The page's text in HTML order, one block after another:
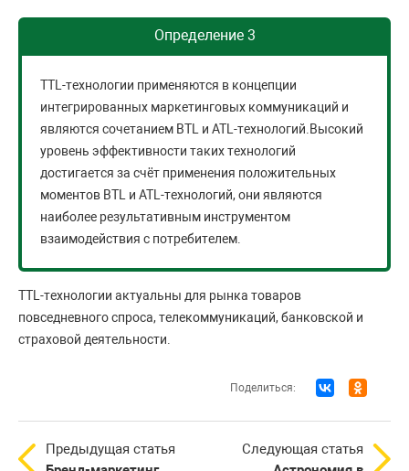
Определение 3
ТТL-технологии применяются в концепции
интегрированных маркетинговых коммуникаций и
являются сочетанием ВТL и АТL-технологий.Высокий
уровень эффективности таких технологий
достигается за счёт применения положительных
моментов ВТL и АТL-технологий, они являются
наиболее результативным инструментом
взаимодействия с потребителем.
ТТL-технологии актуальны для рынка товаров
повседневного спроса, телекоммуникаций, банковской и
страховой деятельности.
Поделиться:
Предыдущая статья
Следующая статья